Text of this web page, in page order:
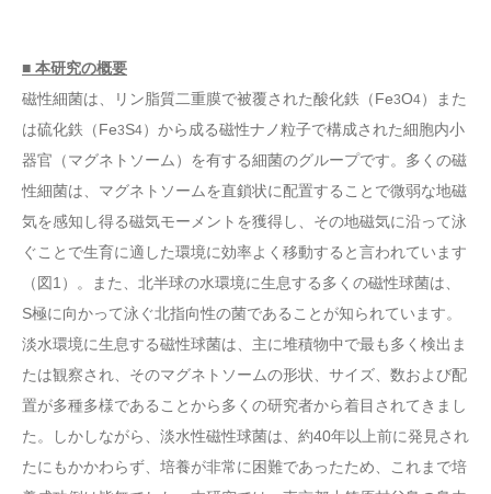
■ 本研究の概要
磁性細菌は、リン脂質二重膜で被覆された酸化鉄（Fe3O4）また
は硫化鉄（Fe3S4）から成る磁性ナノ粒子で構成された細胞内小
器官（マグネトソーム）を有する細菌のグループです。多くの磁
性細菌は、マグネトソームを直鎖状に配置することで微弱な地磁
気を感知し得る磁気モーメントを獲得し、その地磁気に沿って泳
ぐことで生育に適した環境に効率よく移動すると言われています
（図1）。また、北半球の水環境に生息する多くの磁性球菌は、
S極に向かって泳ぐ北指向性の菌であることが知られています。
淡水環境に生息する磁性球菌は、主に堆積物中で最も多く検出ま
たは観察され、そのマグネトソームの形状、サイズ、数および配
置が多種多様であることから多くの研究者から着目されてきまし
た。しかしながら、淡水性磁性球菌は、約40年以上前に発見され
たにもかかわらず、培養が非常に困難であったため、これまで培